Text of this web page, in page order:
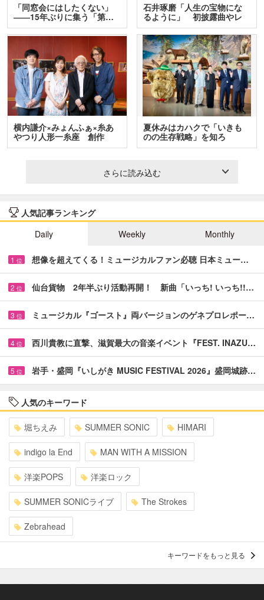
「同窓会にはしたくない」
――15年ぶりに集う「第…
石井琢磨「人生の宝物にな
るように」 初披露曲やレ
ア…
横内謙介×みょんふぁ×糸あ
やつり人形一糸座 創作
人…
夏休みはカハクで「いきも
のの生存戦略」を知ろ
う！ …
さらに読み込む
人気記事ランキング
Daily
Weekly Monthly
1 位 想像を超えてくる！ミュージカルファン必聴 日本ミュー…
2 位 仙台貨物 2年半ぶり活動再開！ 新曲「いっち! いっち!!…
3 位 ミュージカル『ゴースト』両バージョンのゲネプロレポー…
4 位 西川貴教に直撃、滋賀最大の音楽イベント『FEST. INAZU…
5 位 岩手・盛岡『いしがき MUSIC FESTIVAL 2026』盛岡城跡…
人気のキーワード
堀ちえみ SUMMER SONIC HIMARI
indigo la End MAN WITH A MISSION
洋楽POPS 洋楽ロック
SUMMER SONICライブ The Strokes
Zebrahead
キーワードをもっと見る